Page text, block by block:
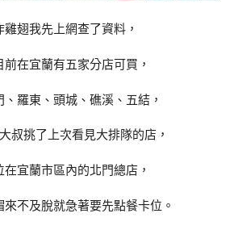
雞翅我先上網查了資料，
前在宜蘭有五家分店可買，
、羅東、頭城、礁溪、五結，
叔挑了上次看見大排隊的店，
在宜蘭市區內的北門總店，
來不及脫就急著要先點餐卡位。